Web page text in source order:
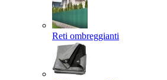
Reti ombreggianti